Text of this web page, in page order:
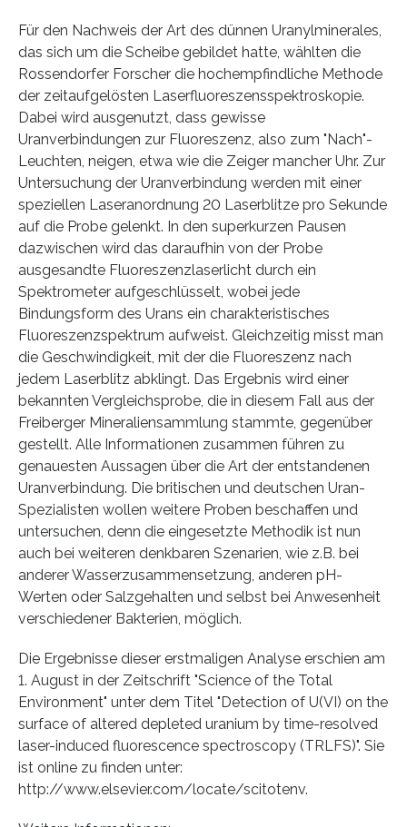
Für den Nachweis der Art des dünnen Uranylminerales,
das sich um die Scheibe gebildet hatte, wählten die
Rossendorfer Forscher die hochempfindliche Methode
der zeitaufgelösten Laserfluoreszensspektroskopie.
Dabei wird ausgenutzt, dass gewisse
Uranverbindungen zur Fluoreszenz, also zum "Nach"-
Leuchten, neigen, etwa wie die Zeiger mancher Uhr. Zur
Untersuchung der Uranverbindung werden mit einer
speziellen Laseranordnung 20 Laserblitze pro Sekunde
auf die Probe gelenkt. In den superkurzen Pausen
dazwischen wird das daraufhin von der Probe
ausgesandte Fluoreszenzlaserlicht durch ein
Spektrometer aufgeschlüsselt, wobei jede
Bindungsform des Urans ein charakteristisches
Fluoreszenzspektrum aufweist. Gleichzeitig misst man
die Geschwindigkeit, mit der die Fluoreszenz nach
jedem Laserblitz abklingt. Das Ergebnis wird einer
bekannten Vergleichsprobe, die in diesem Fall aus der
Freiberger Mineraliensammlung stammte, gegenüber
gestellt. Alle Informationen zusammen führen zu
genauesten Aussagen über die Art der entstandenen
Uranverbindung. Die britischen und deutschen Uran-
Spezialisten wollen weitere Proben beschaffen und
untersuchen, denn die eingesetzte Methodik ist nun
auch bei weiteren denkbaren Szenarien, wie z.B. bei
anderer Wasserzusammensetzung, anderen pH-
Werten oder Salzgehalten und selbst bei Anwesenheit
verschiedener Bakterien, möglich.
Die Ergebnisse dieser erstmaligen Analyse erschien am
1. August in der Zeitschrift "Science of the Total
Environment" unter dem Titel "Detection of U(VI) on the
surface of altered depleted uranium by time-resolved
laser-induced fluorescence spectroscopy (TRLFS)". Sie
ist online zu finden unter:
http://www.elsevier.com/locate/scitotenv.